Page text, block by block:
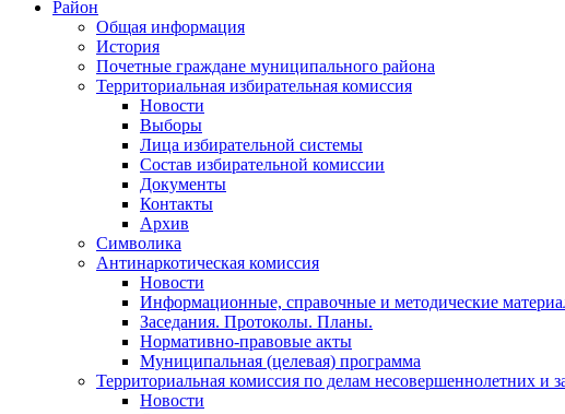
Район
Общая информация
История
Почетные граждане муниципального района
Территориальная избирательная комиссия
Новости
Выборы
Лица избирательной системы
Состав избирательной комиссии
Документы
Контакты
Архив
Символика
Антинаркотическая комиссия
Новости
Информационные, справочные и методические
Заседания. Протоколы. Планы.
Нормативно-правовые акты
Муниципальная (целевая) программа
Территориальная комиссия по делам несовершеннолетних и
Новости